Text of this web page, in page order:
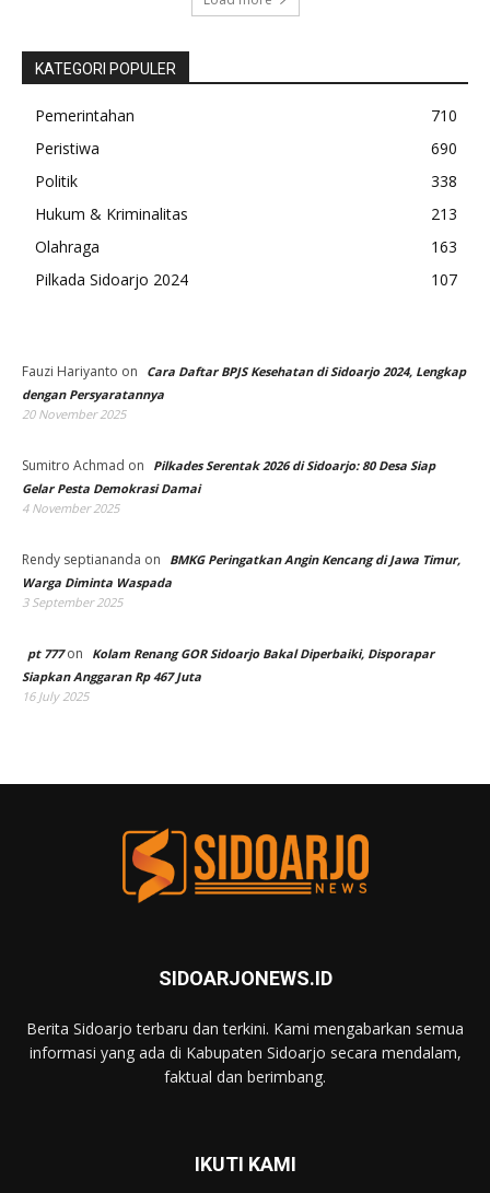
KATEGORI POPULER
Pemerintahan
710
Peristiwa
690
Politik
338
Hukum & Kriminalitas
213
Olahraga
163
Pilkada Sidoarjo 2024
107
Fauzi Hariyanto on
Cara Daftar BPJS Kesehatan di Sidoarjo 2024, Lengkap
dengan Persyaratannya
20 November 2025
Sumitro Achmad on
Pilkades Serentak 2026 di Sidoarjo: 80 Desa Siap
Gelar Pesta Demokrasi Damai
4 November 2025
Rendy septiananda on
BMKG Peringatkan Angin Kencang di Jawa Timur,
Warga Diminta Waspada
3 September 2025
pt 777on
Kolam Renang GOR Sidoarjo Bakal Diperbaiki, Disporapar
Siapkan Anggaran Rp 467 Juta
16 July 2025
SIDOARJONEWS.ID
Berita Sidoarjo terbaru dan terkini. Kami mengabarkan semua
informasi yang ada di Kabupaten Sidoarjo secara mendalam,
faktual dan berimbang.
IKUTI KAMI